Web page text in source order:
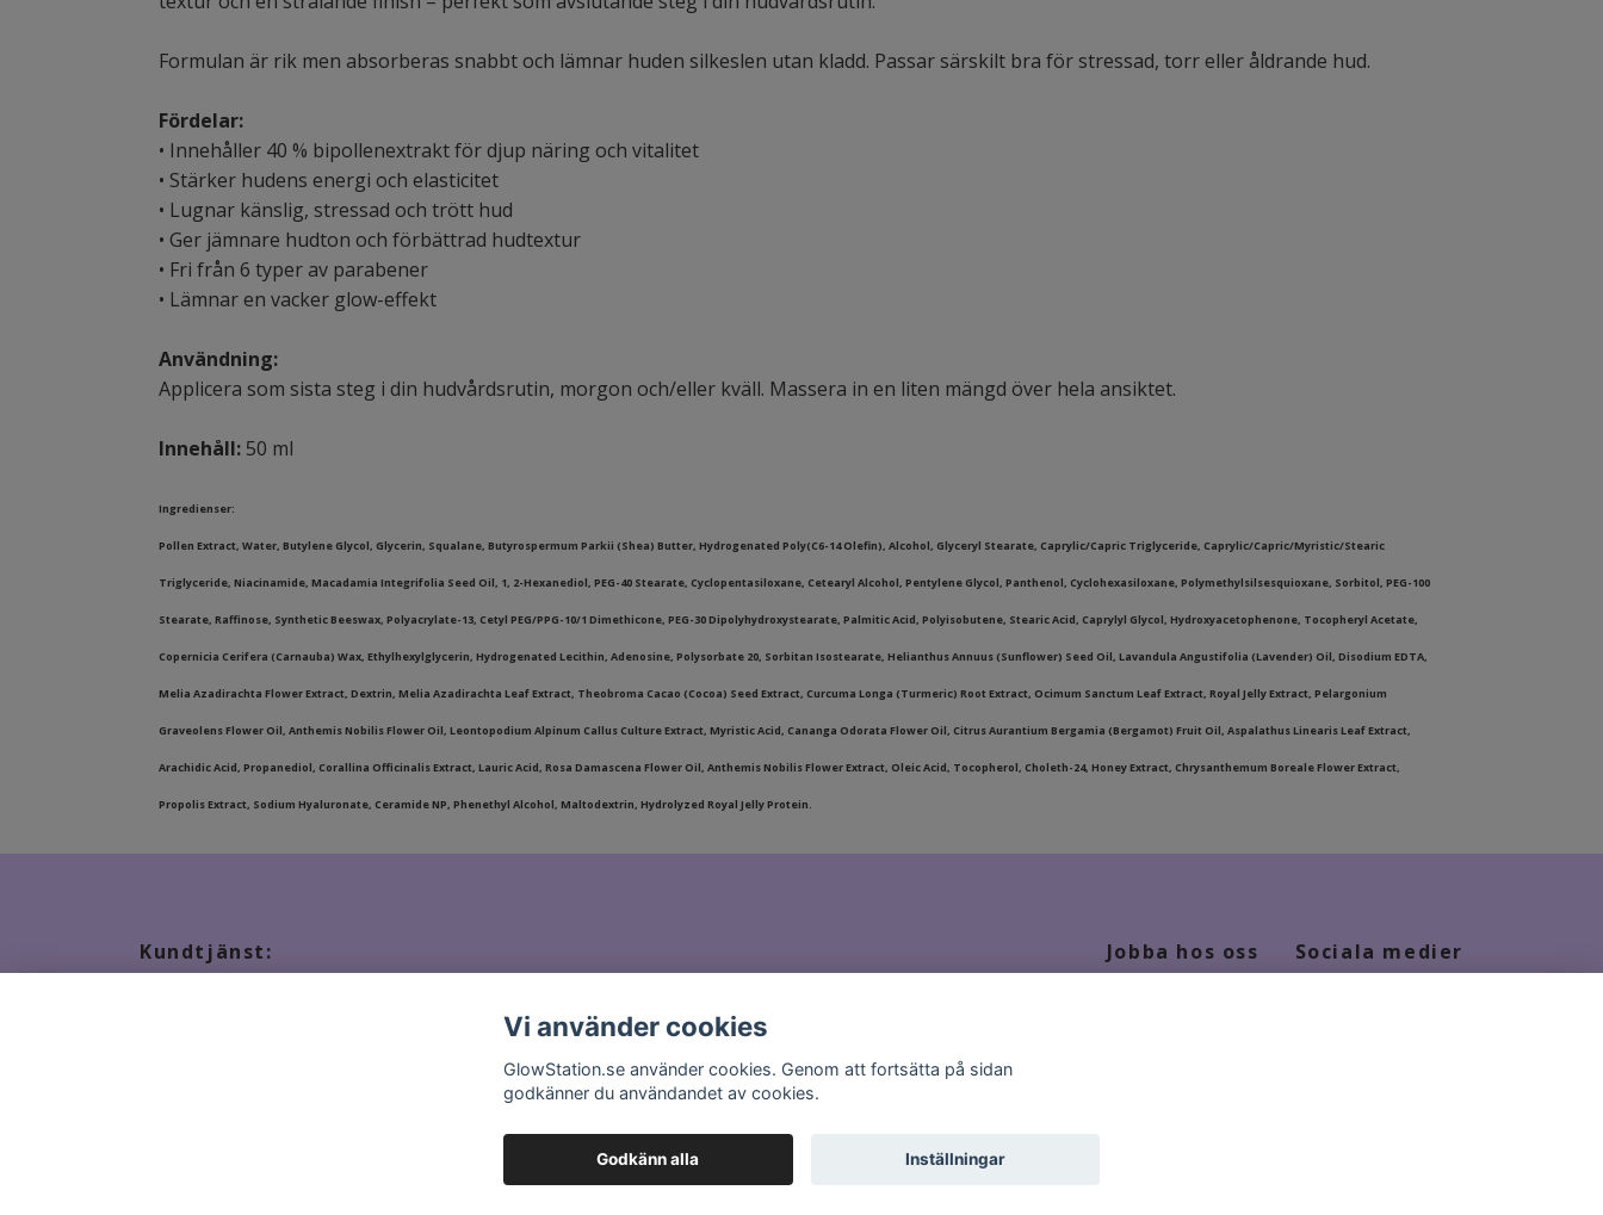
Formulan är rik men absorberas snabbt och lämnar huden silkeslen utan kladd. Passar särskilt bra för stressad, torr eller åldrande hud.
Fördelar:
• Innehåller 40 % bipollenextrakt för djup näring och vitalitet
• Stärker hudens energi och elasticitet
• Lugnar känslig, stressad och trött hud
• Ger jämnare hudton och förbättrad hudtextur
• Fri från 6 typer av parabener
• Lämnar en vacker glow-effekt
Användning:
Applicera som sista steg i din hudvårdsrutin, morgon och/eller kväll. Massera in en liten mängd över hela ansiktet.
Innehåll: 50 ml
Ingredienser:
Pollen Extract, Water, Butylene Glycol, Glycerin, Squalane, Butyrospermum Parkii (Shea) Butter, Hydrogenated Poly(C6-14 Olefin), Alcohol, Glyceryl Stearate, Caprylic/Capric Triglyceride, Caprylic/Capric/Myristic/Stearic
Triglyceride, Niacinamide, Macadamia Integrifolia Seed Oil, 1, 2-Hexanediol, PEG-40 Stearate, Cyclopentasiloxane, Cetearyl Alcohol, Pentylene Glycol, Panthenol, Cyclohexasiloxane, Polymethylsilsesquioxane, Sorbitol, PEG-100
Stearate, Raffinose, Synthetic Beeswax, Polyacrylate-13, Cetyl PEG/PPG-10/1 Dimethicone, PEG-30 Dipolyhydroxystearate, Palmitic Acid, Polyisobutene, Stearic Acid, Caprylyl Glycol, Hydroxyacetophenone, Tocopheryl Acetate,
Copernicia Cerifera (Carnauba) Wax, Ethylhexylglycerin, Hydrogenated Lecithin, Adenosine, Polysorbate 20, Sorbitan Isostearate, Helianthus Annuus (Sunflower) Seed Oil, Lavandula Angustifolia (Lavender) Oil, Disodium EDTA,
Melia Azadirachta Flower Extract, Dextrin, Melia Azadirachta Leaf Extract, Theobroma Cacao (Cocoa) Seed Extract, Curcuma Longa (Turmeric) Root Extract, Ocimum Sanctum Leaf Extract, Royal Jelly Extract, Pelargonium
Graveolens Flower Oil, Anthemis Nobilis Flower Oil, Leontopodium Alpinum Callus Culture Extract, Myristic Acid, Cananga Odorata Flower Oil, Citrus Aurantium Bergamia (Bergamot) Fruit Oil, Aspalathus Linearis Leaf Extract,
Arachidic Acid, Propanediol, Corallina Officinalis Extract, Lauric Acid, Rosa Damascena Flower Oil, Anthemis Nobilis Flower Extract, Oleic Acid, Tocopherol, Choleth-24, Honey Extract, Chrysanthemum Boreale Flower Extract,
Propolis Extract, Sodium Hyaluronate, Ceramide NP, Phenethyl Alcohol, Maltodextrin, Hydrolyzed Royal Jelly Protein.
Kundtjänst: Jobba hos oss Sociala medier
Vi använder cookies
GlowStation.se använder cookies. Genom att fortsätta på sidan
godkänner du användandet av cookies.
Godkänn alla Inställningar